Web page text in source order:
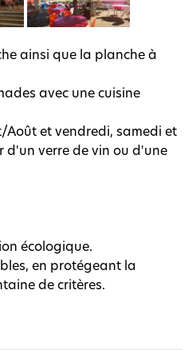
ainsi que la planche à
avec une cuisine
Août et vendredi, samedi et
d'un verre de vin ou d'une
écologique.
en protégeant la
de critères.